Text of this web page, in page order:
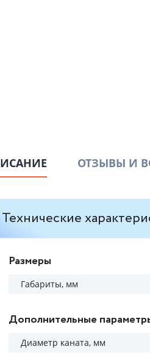
ОТЗЫВЫ И
Технические
Размеры
Габариты, мм
Дополнительные
Диаметр каната, мм